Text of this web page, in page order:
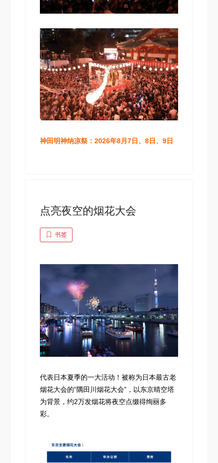
神田明神纳凉祭：2026年8月7日、8日、9日
点亮夜空的烟花大会
书签
代表日本夏季的一大活动！被称为日本最古老
烟花大会的“隅田川烟花大会”，以东京晴空塔
为背景，约2万发烟花将夜空点缀得绚丽多
彩。